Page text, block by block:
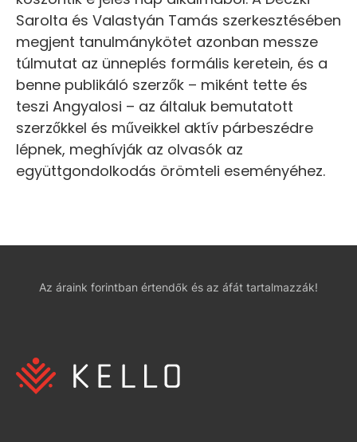
Sarolta és Valastyán Tamás szerkesztésében
megjent tanulmánykötet azonban messze
túlmutat az ünneplés formális keretein, és a
benne publikáló szerzők – miként tette és
teszi Angyalosi – az általuk bemutatott
szerzőkkel és műveikkel aktív párbeszédre
lépnek, meghívják az olvasók az
együttgondolkodás örömteli eseményéhez.
Az áraink forintban értendők és az áfát tartalmazzák!